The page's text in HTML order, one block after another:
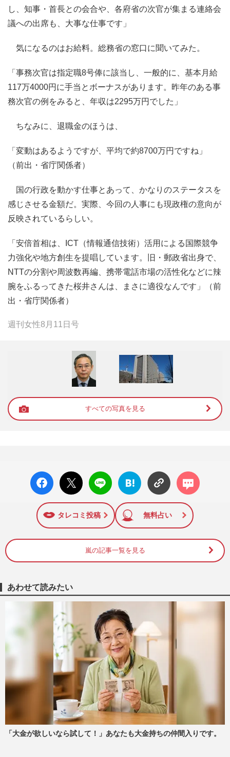
し、知事・首長との会合や、各府省の次官が集まる連絡会
議への出席も、大事な仕事です」
気になるのはお給料。総務省の窓口に聞いてみた。
「事務次官は指定職8号俸に該当し、一般的に、基本月給
117万4000円に手当とボーナスがあります。昨年のある事
務次官の例をみると、年収は2295万円でした」
ちなみに、退職金のほうは、
「変動はあるようですが、平均で約8700万円ですね」
（前出・省庁関係者）
国の行政を動かす仕事とあって、かなりのステータスを
感じさせる金額だ。実際、今回の人事にも現政権の意向が
反映されているらしい。
「安倍首相は、ICT（情報通信技術）活用による国際競争
力強化や地方創生を提唱しています。旧・郵政省出身で、
NTTの分割や周波数再編、携帯電話市場の活性化などに辣
腕をふるってきた桜井さんは、まさに適役なんです」（前
出・省庁関係者）
週刊女性8月11日号
すべての写真を見る
facebo
ok い
X ポス
ト
LINE
はてな
ブック
に追加
コメン
ト
タレコミ投稿 無料占い
嵐の記事一覧を見る
あわせて読みたい
「大金が欲しいなら試して！」あなたも大金持ちの仲間入りです。